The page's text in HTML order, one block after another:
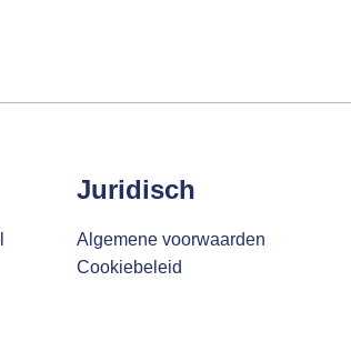
Juridisch
Algemene voorwaarden
Cookiebeleid